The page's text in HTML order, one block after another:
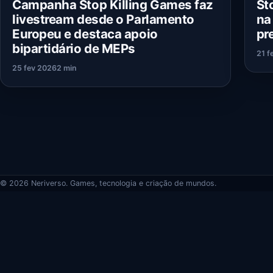
Campanha Stop Killing Games faz
livestream desde o Parlamento
Europeu e destaca apoio
bipartidário de MEPs
25 fev 20262 min
21
© 2026 Neriverso. Games, tecnologia e criação de mundos.